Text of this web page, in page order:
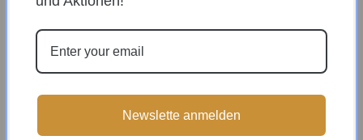
KOSTENFREIE LIEFERUNG IN
DEUTSCHLAND (FESTLAND OHNE INSELN)
Newslette anmelden